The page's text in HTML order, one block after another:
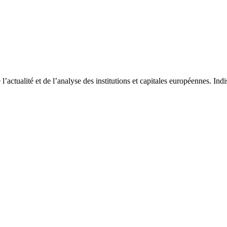
et de l’analyse des institutions et capitales européennes.